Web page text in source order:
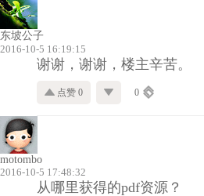
东坡公子
2016-10-5 16:19:15
谢谢，谢谢，楼主辛苦。
点赞 0 0
motombo
2016-10-5 17:48:32
从哪里获得的pdf资源？